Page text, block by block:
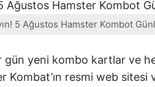
5 Ağustos Hamster Kombot
gün yeni kombo kartlar ve
Kombat’ın resmi web sitesi